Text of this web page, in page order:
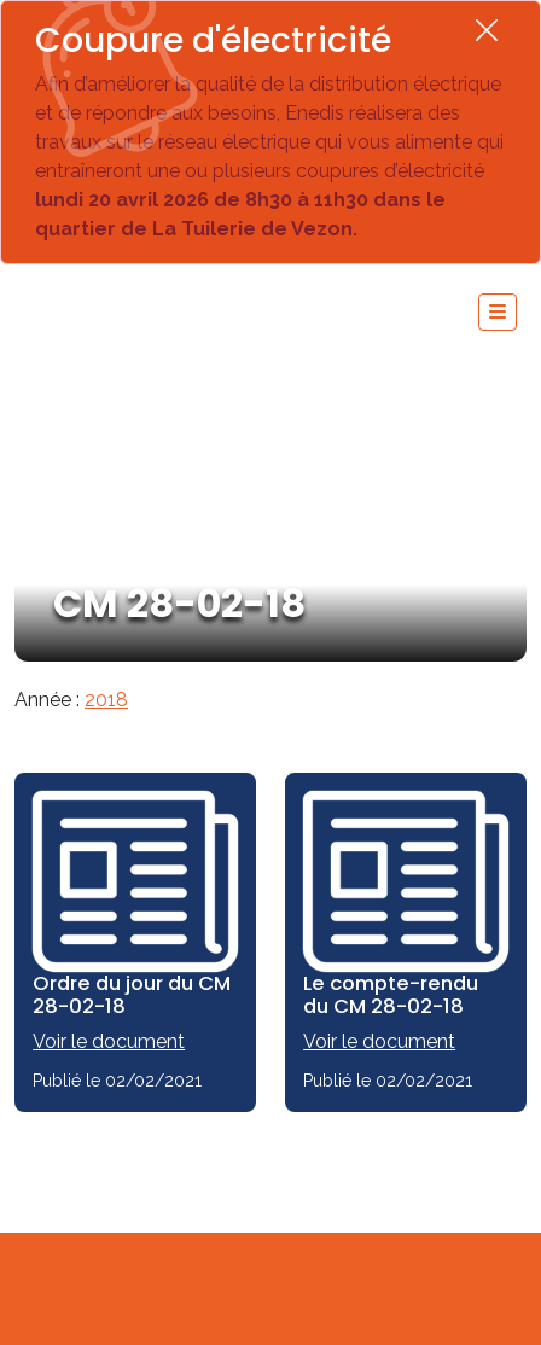
Coupure d'électricité
Afin d’améliorer la qualité de la distribution électrique
et de répondre aux besoins, Enedis réalisera des
travaux sur le réseau électrique qui vous alimente qui
entraîneront une ou plusieurs coupures d’électricité
lundi 20 avril 2026 de 8h30 à 11h30 dans le
quartier de La Tuilerie de Vezon.
CM 28-02-18
Année : 2018
Ordre du jour du CM
28-02-18
Voir le document
Publié le 02/02/2021
Le compte-rendu
du CM 28-02-18
Voir le document
Publié le 02/02/2021